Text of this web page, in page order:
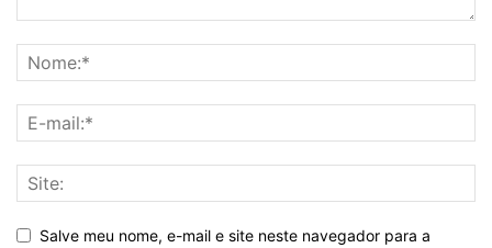
Salve meu nome, e-mail e site neste navegador para a